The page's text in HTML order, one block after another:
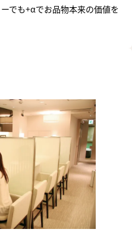
でも+αでお品物本来の価値を